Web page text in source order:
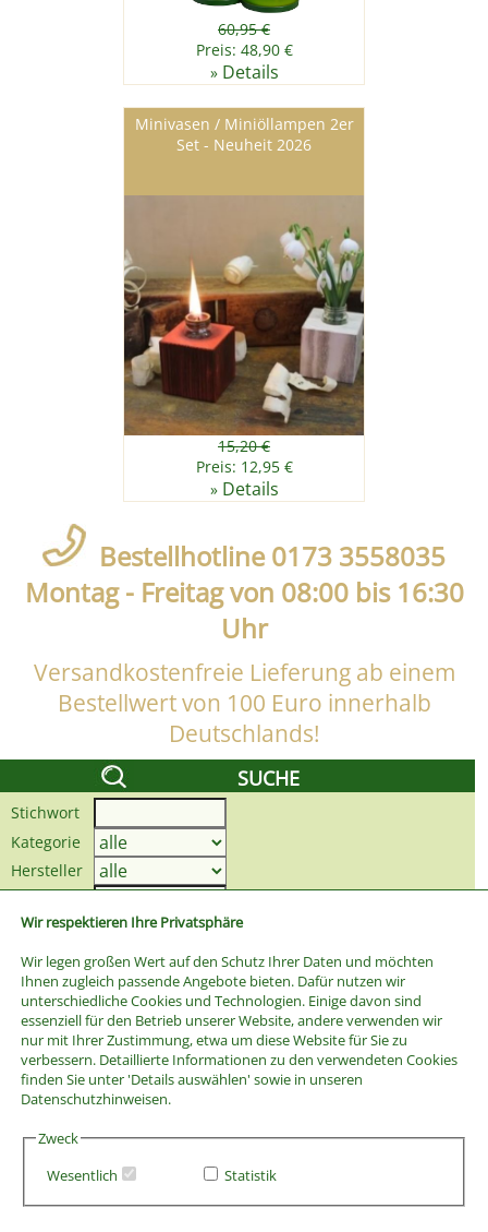
Wir respektieren Ihre Privatsphäre
Wir legen großen Wert auf den Schutz Ihrer Daten und möchten
Ihnen zugleich passende Angebote bieten. Dafür nutzen wir
unterschiedliche Cookies und Technologien. Einige davon sind
essenziell für den Betrieb unserer Website, andere verwenden wir
nur mit Ihrer Zustimmung, etwa um diese Website für Sie zu
verbessern. Detaillierte Informationen zu den verwendeten Cookies
finden Sie unter 'Details auswählen' sowie in unseren
Datenschutzhinweisen.
Zweck
Wesentlich
Statistik
60,95 €
Preis: 48,90 €
» Details
Minivasen / Miniöllampen 2er
Set - Neuheit 2026
15,20 €
Preis: 12,95 €
» Details
Bestellhotline 0173 3558035
Montag - Freitag von 08:00 bis 16:30
Uhr
Versandkostenfreie Lieferung ab einem
Bestellwert von 100 Euro innerhalb
Deutschlands!
SUCHE
Stichwort
Kategorie
Hersteller